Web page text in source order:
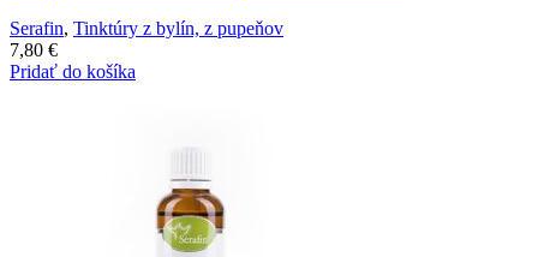
Serafin, Tinktúry z bylín, z pupeňov
7,80 €
Pridať do košíka